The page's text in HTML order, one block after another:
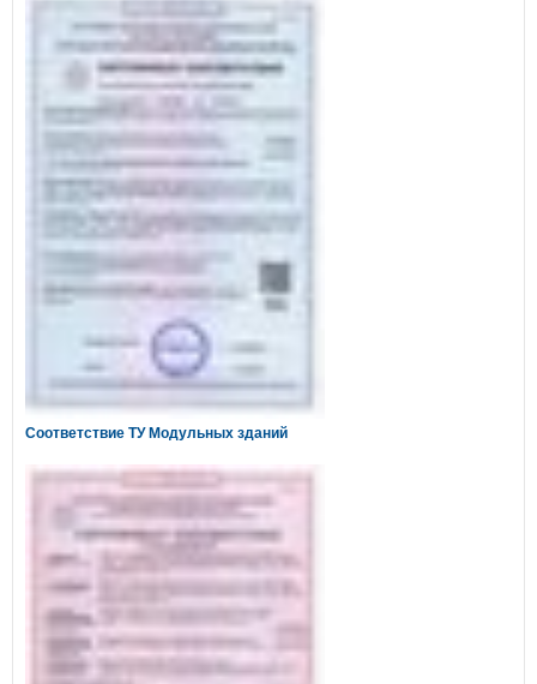
Соответствие ТУ Модульных зданий